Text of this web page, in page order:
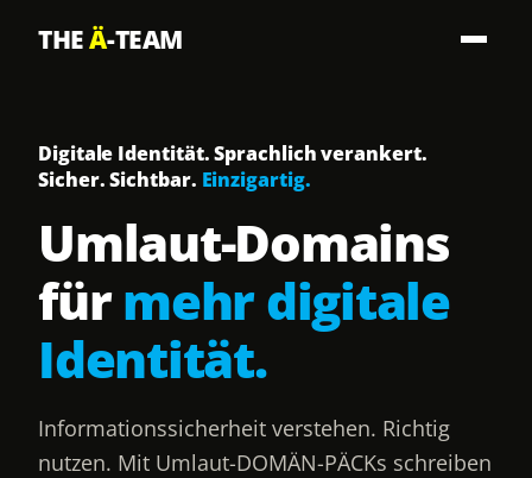
THEÄ-TEAM
Digitale Identität. Sprachlich verankert.
Sicher. Sichtbar. Einzigartig.
Umlaut-Domains
fürmehr digitale
Identität.
Informationssicherheit verstehen. Richtig
nutzen. Mit Umlaut-DOMÄN-PÄCKs schreiben